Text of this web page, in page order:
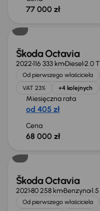
77 000 zł
Škoda Octavia
2022116 333 kmDiesel2.0
Od pierwszego właściciela
VAT 23%
+4 kolejnych
Miesięczna rata
od 405 zł
Cena
68 000 zł
Możliwość odliczenia
Škoda Octavia
202180 258 kmBenzyna
Od pierwszego właściciela